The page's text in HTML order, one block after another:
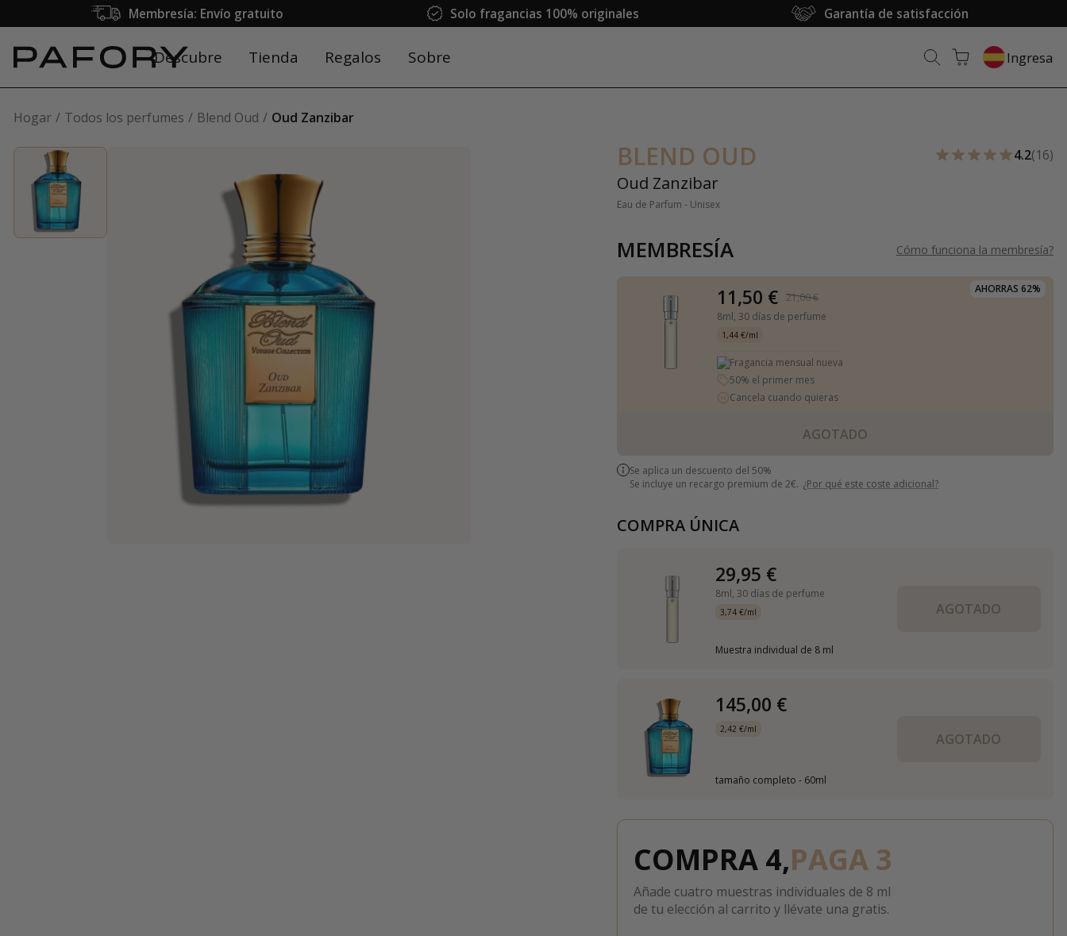
Membresía: Envío gratuito Solo fragancias 100% originales Garantía de satisfacción
Descubre Tienda Regalos Sobre Ingresa
Hogar Todos los perfumes Blend Oud Oud Zanzibar
BLEND OUD
Oud Zanzibar
Eau de Parfum - Unisex
4.2(16)
MEMBRESÍA Cómo funciona la membresía?
AHORRAS 62%
11,50 €
21,00 €
8ml, 30 días de perfume
1,44 €/ml
Fragancia mensual nueva
50% el primer mes
Cancela cuando quieras
AGOTADO
Se aplica un descuento del 50%
Se incluye un recargo premium de 2€. ¿Por qué este coste adicional?
COMPRA ÚNICA
29,95 €
8ml, 30 días de perfume
3,74 €/ml
Muestra individual de 8 ml
AGOTADO
145,00 €
2,42 €/ml
tamaño completo - 60ml
AGOTADO
COMPRA 4,PAGA 3
Añade cuatro muestras individuales de 8 ml
de tu elección al carrito y llévate una gratis.